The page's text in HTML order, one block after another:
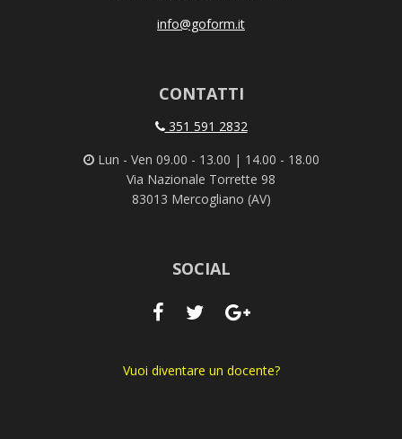
info@goform.it
CONTATTI
351 591 2832
Lun - Ven 09.00 - 13.00 | 14.00 - 18.00
Via Nazionale Torrette 98
83013 Mercogliano (AV)
SOCIAL
Vuoi diventare un docente?